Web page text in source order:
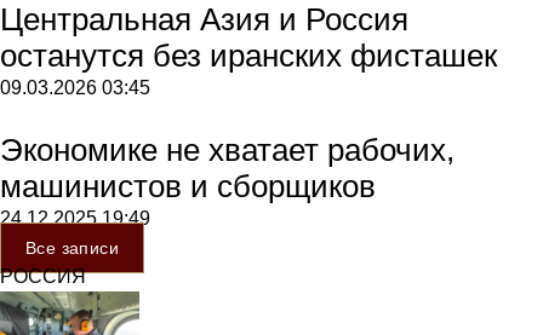
Центральная Азия и Россия
останутся без иранских фисташек
09.03.2026 03:45
Экономике не хватает рабочих,
машинистов и сборщиков
24.12.202519:49
Все записи
РОССИЯ